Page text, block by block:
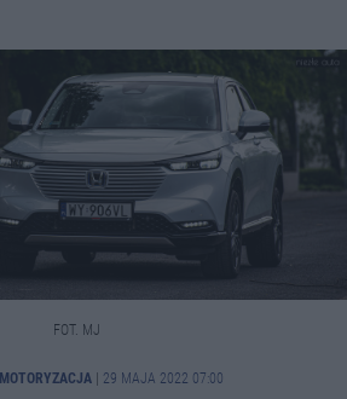
FOT. MJ
MOTORYZACJA 29 MAJA 2022 07:00